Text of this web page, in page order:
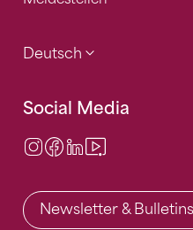
Deutsch
Social Media
Instagram
Facebook
LinkedIn
Newsletter &